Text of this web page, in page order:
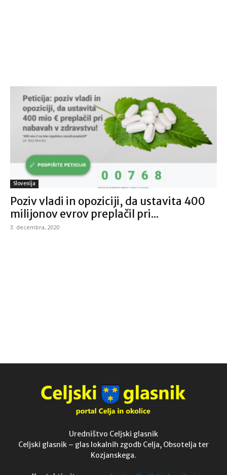
Slovenija
Poziv vladi in opoziciji, da ustavita 400
milijonov evrov preplačil pri...
3. decembra, 2020
Uredništvo Celjski glasnik
Celjski glasnik – glas lokalnih zgodb Celja, Obsotelja ter
Kozjanskega.